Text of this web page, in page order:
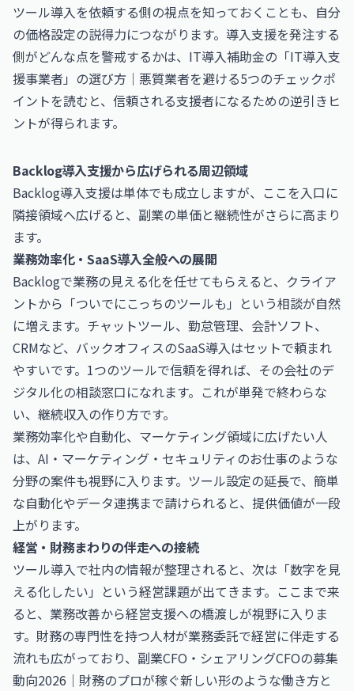
ツール導入を依頼する側の視点を知っておくことも、自分
の価格設定の説得力につながります。導入支援を発注する
側がどんな点を警戒するかは、 IT導入補助金の「IT導入支
援事業者」の選び方｜悪質業者を避ける5つのチェックポ
イントを読むと、信頼される支援者になるための逆引きヒ
ントが得られます。
Backlog導入支援から広げられる周辺領域
Backlog導入支援は単体でも成立しますが、ここを入口に
隣接領域へ広げると、副業の単価と継続性がさらに高まり
ます。
業務効率化・SaaS導入全般への展開
Backlogで業務の見える化を任せてもらえると、クライア
ントから「ついでにこっちのツールも」という相談が自然
に増えます。チャットツール、勤怠管理、会計ソフト、
CRMなど、バックオフィスのSaaS導入はセットで頼まれ
やすいです。1つのツールで信頼を得れば、その会社のデ
ジタル化の相談窓口になれます。これが単発で終わらな
い、継続収入の作り方です。
業務効率化や自動化、マーケティング領域に広げたい人
は、 AI・マーケティング・セキュリティのお仕事のような
分野の案件も視野に入ります。ツール設定の延長で、簡単
な自動化やデータ連携まで請けられると、提供価値が一段
上がります。
経営・財務まわりの伴走への接続
ツール導入で社内の情報が整理されると、次は「数字を見
える化したい」という経営課題が出てきます。ここまで来
ると、業務改善から経営支援への橋渡しが視野に入りま
す。財務の専門性を持つ人材が業務委託で経営に伴走する
流れも広がっており、 副業CFO・シェアリングCFOの募集
動向2026｜財務のプロが稼ぐ新しい形のような働き方と